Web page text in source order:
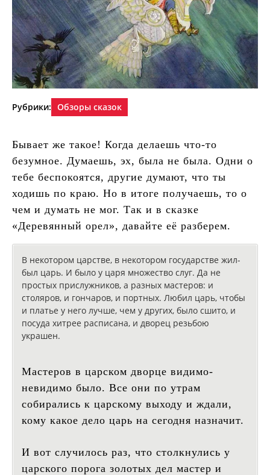
Рубрики: Обзоры сказок
Бывает же такое! Когда делаешь что-то
безумное. Думаешь, эх, была не была. Одни о
тебе беспокоятся, другие думают, что ты
ходишь по краю. Но в итоге получаешь, то о
чем и думать не мог. Так и в сказке
«Деревянный орел», давайте её разберем.
В некотором царстве, в некотором государстве жил-
был царь. И было у царя множество слуг. Да не
простых прислужников, а разных мастеров: и
столяров, и гончаров, и портных. Любил царь, чтобы
и платье у него лучше, чем у других, было сшито, и
посуда хитрее расписана, и дворец резьбою
украшен.
Мастеров в царском дворце видимо-
невидимо было. Все они по утрам
собирались к царскому выходу и ждали,
кому какое дело царь на сегодня назначит.
И вот случилось раз, что столкнулись у
царского порога золотых дел мастер и